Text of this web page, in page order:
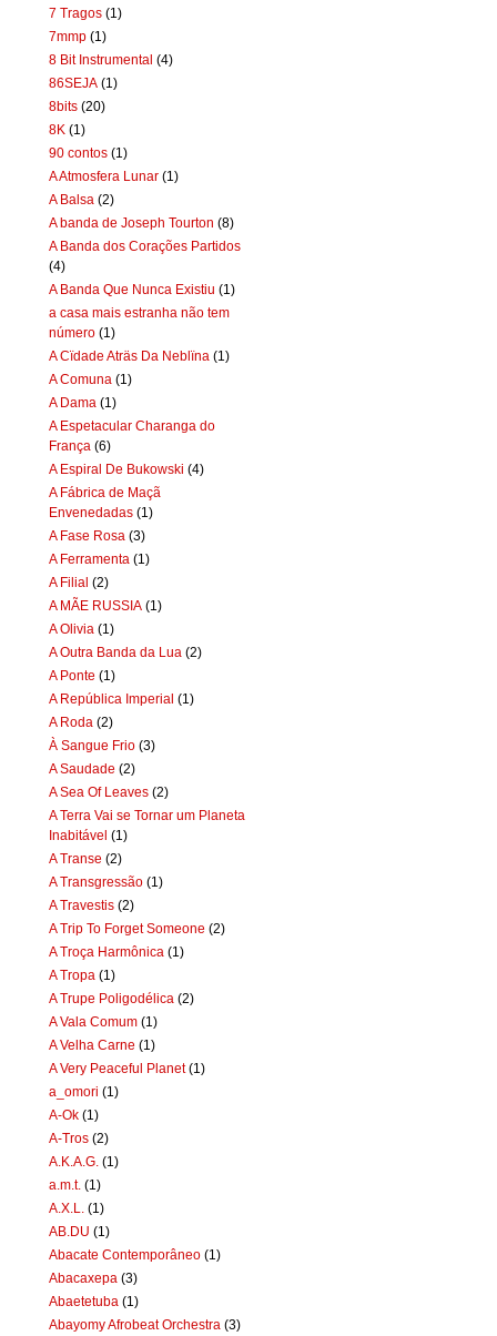
7 Tragos (1)
7mmp (1)
8 Bit Instrumental (4)
86SEJA (1)
8bits (20)
8K (1)
90 contos (1)
A Atmosfera Lunar (1)
A Balsa (2)
A banda de Joseph Tourton (8)
A Banda dos Corações Partidos
(4)
A Banda Que Nunca Existiu (1)
a casa mais estranha não tem
número (1)
A Cïdade Aträs Da Neblïna (1)
A Comuna (1)
A Dama (1)
A Espetacular Charanga do
França (6)
A Espiral De Bukowski (4)
A Fábrica de Maçã
Envenedadas (1)
A Fase Rosa (3)
A Ferramenta (1)
A Filial (2)
A MÃE RUSSIA (1)
A Olivia (1)
A Outra Banda da Lua (2)
A Ponte (1)
A República Imperial (1)
A Roda (2)
À Sangue Frio (3)
A Saudade (2)
A Sea Of Leaves (2)
A Terra Vai se Tornar um Planeta
Inabitável (1)
A Transe (2)
A Transgressão (1)
A Travestis (2)
A Trip To Forget Someone (2)
A Troça Harmônica (1)
A Tropa (1)
A Trupe Poligodélica (2)
A Vala Comum (1)
A Velha Carne (1)
A Very Peaceful Planet (1)
a_omori (1)
A-Ok (1)
A-Tros (2)
A.K.A.G. (1)
a.m.t. (1)
A.X.L.
(1)
AB.DU (1)
Abacate Contemporâneo (1)
Abacaxepa (3)
Abaetetuba (1)
Abayomy Afrobeat Orchestra (3)